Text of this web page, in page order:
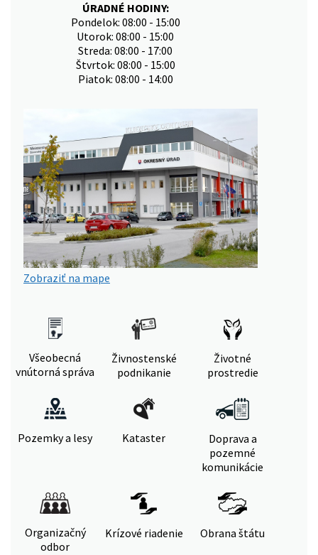
ÚRADNÉ HODINY:
Pondelok: 08:00 - 15:00
Utorok: 08:00 - 15:00
Streda: 08:00 - 17:00
Štvrtok: 08:00 - 15:00
Piatok: 08:00 - 14:00
Zobraziť na mape
Všeobecná
vnútorná správa
Živnostenské
podnikanie
Životné
prostredie
Pozemky a lesy Kataster
Doprava a
pozemné
komunikácie
Organizačný
odbor
Krízové riadenie Obrana štátu